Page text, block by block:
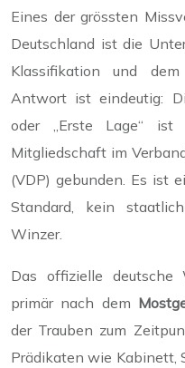
Eines der grössten
Deutschland ist die
Klassifikation und
Antwort ist eindeutig:
oder „Erste Lage“ ist
Mitgliedschaft im
(VDP) gebunden. Es ist
Standard, kein
Winzer.
Das offizielle deutsche
primär nach dem
der Trauben zum
Prädikaten wie Kabinett,